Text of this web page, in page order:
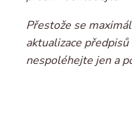
Přestože se
aktualizace
nespoléhejte jen a